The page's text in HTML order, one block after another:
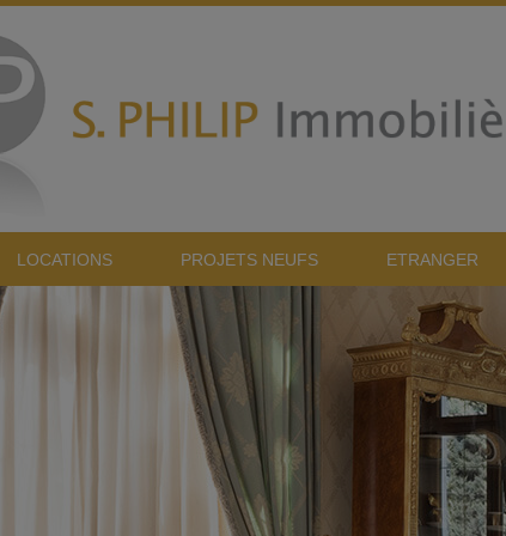
LOCATIONS PROJETS NEUFS ETRANGER